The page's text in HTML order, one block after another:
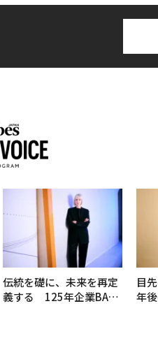
伝統を礎に、未来を再定
義する 125年企業BAT
目
年